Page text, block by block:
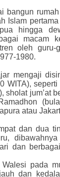
bangun
Islam
hingga
macam
oleh guru-
1980.
mengaji
WITA), seperti
sholat jum’at
atau
dan dua
dan
pada
dan